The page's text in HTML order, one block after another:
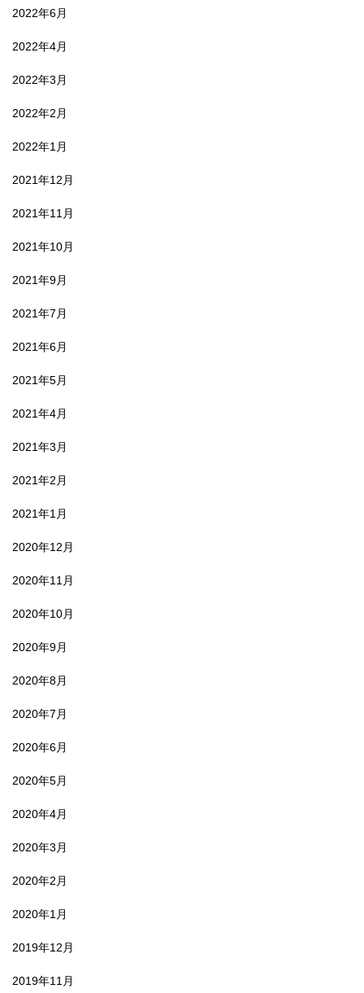
2022年6月
2022年4月
2022年3月
2022年2月
2022年1月
2021年12月
2021年11月
2021年10月
2021年9月
2021年7月
2021年6月
2021年5月
2021年4月
2021年3月
2021年2月
2021年1月
2020年12月
2020年11月
2020年10月
2020年9月
2020年8月
2020年7月
2020年6月
2020年5月
2020年4月
2020年3月
2020年2月
2020年1月
2019年12月
2019年11月